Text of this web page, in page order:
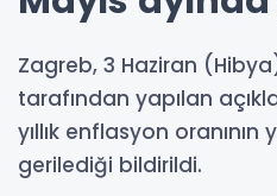
Zagreb, 3 Haziran
tarafından yapılan
yıllık enflasyon
gerilediği bildirildi.